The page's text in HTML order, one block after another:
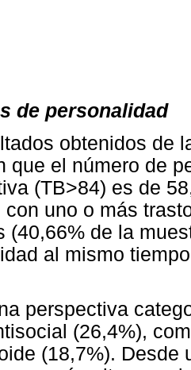
de personalidad
obtenidos de
que el número de
(TB>84) es de
con uno o más
(40,66% de la
al mismo
perspectiva
(26,4%),
(18,7%). Desde